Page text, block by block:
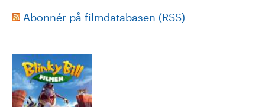
Abonnér på filmdatabasen (RSS)